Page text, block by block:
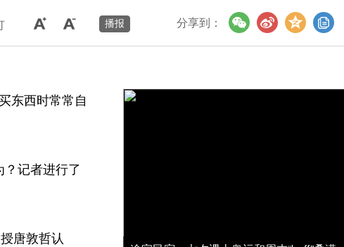
分享到：
东西时常常自
记者进行了
唐敦哲认